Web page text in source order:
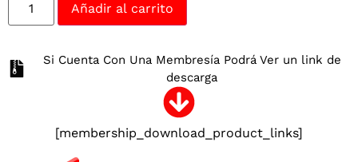
Añadir al carrito
Si Cuenta Con Una Membresía Podrá Ver un link de
descarga
[membership_download_product_links]